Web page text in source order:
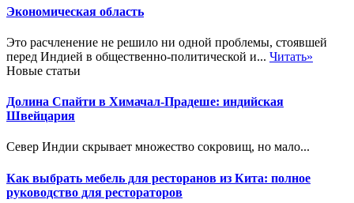
Экономическая область
Это расчленение не решило ни одной проблемы, стоявшей
перед Индией в общественно-политической и... Читать»
Новые статьи
Долина Спайти в Химачал-Прадеше: индийская
Швейцария
Север Индии скрывает множество сокровищ, но мало...
Как выбрать мебель для ресторанов из Кита: полное
руководство для рестораторов